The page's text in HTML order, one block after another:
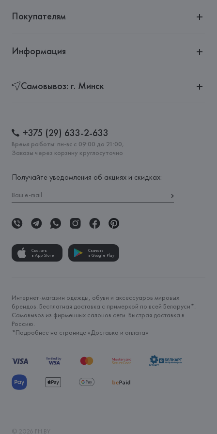
Покупателям
Информация
Самовывоз: г. Минск
+375 (29) 633-2-633
Время работы: пн-вс с 09:00 до 21:00,
Заказы через корзину круглосуточно
Получайте уведомления об акциях и скидках:
Скачать
в App Store
Скачать
в Google Play
Интернет-магазин одежды, обуви и аксессуаров мировых
брендов. Бесплатная доставка с примеркой по всей Беларуси*.
Самовывоз из фирменных салонов сети. Быстрая доставка в
Россию.
*Подробнее на странице «Доставка и оплата»
© 2026 FH.BY